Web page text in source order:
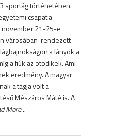
sportág történetében
csapat a
november 21-25-e
városában rendezett
a lányok a
a fiúk az ötödikek. Ami
eredmény. A magyar
a tagja volt a
Mészáros Máté is. A
More...